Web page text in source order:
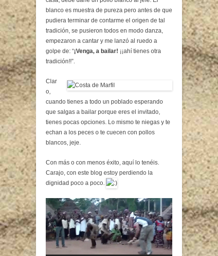
blanco es muestra de pureza pero antes de que
pudiera terminar de contarme el origen de tal
tradición, se pusieron todos en modo danza,
empezaron a cantar y me lanzó al ruedo a
golpe de: “¡Venga, a bailar! ¡¡ahí tienes otra
tradición!!”.
Clar
o,
cuando tienes a todo un poblado esperando
que salgas a bailar porque eres el invitado,
tienes pocas opciones. Lo mismo te niegas y te
echan a los peces o te cuecen con pollos
blancos, jeje.
Con más o con menos éxito, aquí lo tenéis.
Carajo, con este blog estoy perdiendo la
dignidad poco a poco.